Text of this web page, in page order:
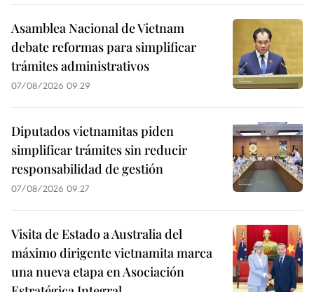
Asamblea Nacional de Vietnam
debate reformas para simplificar
trámites administrativos
07/08/2026 09:29
Diputados vietnamitas piden
simplificar trámites sin reducir
responsabilidad de gestión
07/08/2026 09:27
Visita de Estado a Australia del
máximo dirigente vietnamita marca
una nueva etapa en Asociación